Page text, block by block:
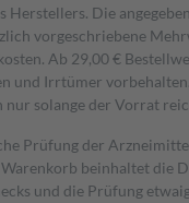
Herstellers. Die
vorgeschriebene
Ab 29,00 €
und Irrtümer
nur solange der Vorrat
Prüfung der
beinhaltet die
und die Prüfung